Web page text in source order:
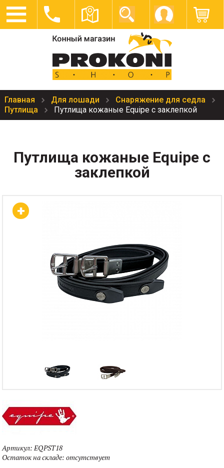
Главная Для лошади
Снаряжение для седла
Путлища
Путлища кожаные Equipe с заклепкой
Путлища кожаные Equipe с
заклепкой
Артикул:EQPST18
Остаток на складе:отсутствует